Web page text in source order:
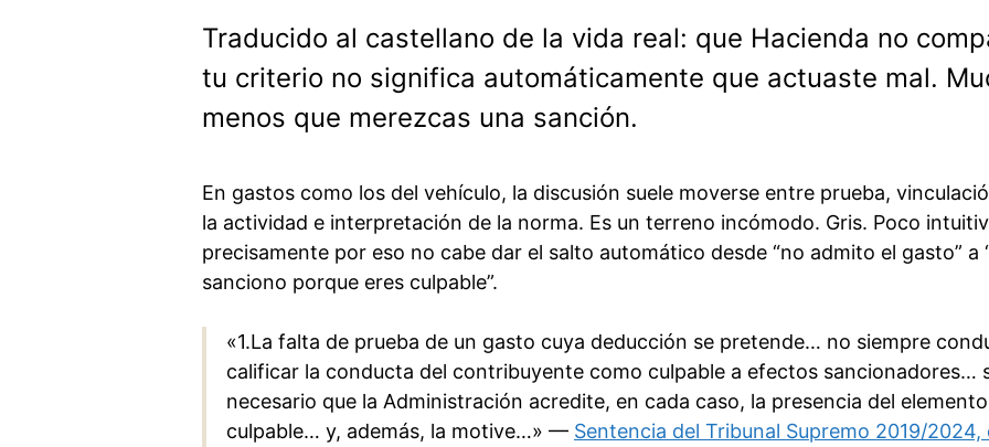
Traducido al castellano de la vida real: que Hacienda no
tu criterio no significa automáticamente que actuaste mal.
menos que merezcas una sanción.
En gastos como los del vehículo, la discusión suele moverse entre prueba,
la actividad e interpretación de la norma. Es un terreno incómodo. Gris. Poco
precisamente por eso no cabe dar el salto automático desde “no admito el gasto” a
sanciono porque eres culpable”.
«1.La falta de prueba de un gasto cuya deducción se pretende… no siempre
calificar la conducta del contribuyente como culpable a efectos sancionadores…
necesario que la Administración acredite, en cada caso, la presencia del elemento
culpable… y, además, la motive…» — Sentencia del Tribunal Supremo 2019/2024,